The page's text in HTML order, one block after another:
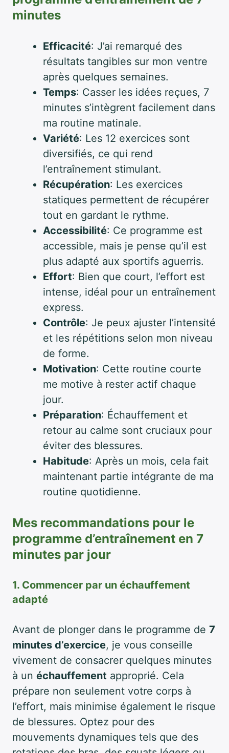
minutes
Efficacité: J’ai remarqué des
résultats tangibles sur mon ventre
après quelques semaines.
Temps: Casser les idées reçues, 7
minutes s’intègrent facilement dans
ma routine matinale.
Variété: Les 12 exercices sont
diversifiés, ce qui rend
l’entraînement stimulant.
Récupération: Les exercices
statiques permettent de récupérer
tout en gardant le rythme.
Accessibilité: Ce programme est
accessible, mais je pense qu’il est
plus adapté aux sportifs aguerris.
Effort: Bien que court, l’effort est
intense, idéal pour un entraînement
express.
Contrôle: Je peux ajuster l’intensité
et les répétitions selon mon niveau
de forme.
Motivation: Cette routine courte
me motive à rester actif chaque
jour.
Préparation: Échauffement et
retour au calme sont cruciaux pour
éviter des blessures.
Habitude: Après un mois, cela fait
maintenant partie intégrante de ma
routine quotidienne.
Mes recommandations pour le
programme d’entraînement en 7
minutes par jour
1. Commencer par un échauffement
adapté
Avant de plonger dans le programme de 7
minutes d’exercice, je vous conseille
vivement de consacrer quelques minutes
à un échauffement approprié. Cela
prépare non seulement votre corps à
l’effort, mais minimise également le risque
de blessures. Optez pour des
mouvements dynamiques tels que des